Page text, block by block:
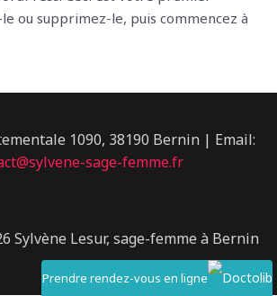
Prendre rendez-vous en ligne
ou supprimez-le, puis commencez à
1090, 38190 Bernin | Email:
sage-femme.fr
Sylvène Lesur, sage-femme à Bernin